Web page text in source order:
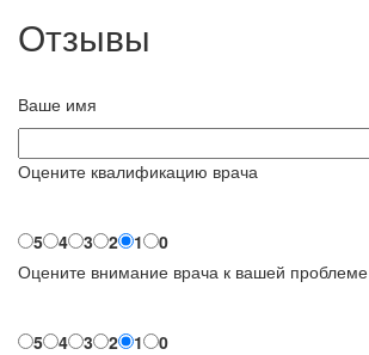
Отзывы
Ваше имя
Оцените квалификацию врача
5 4 3 2 1
0
Оцените внимание врача к вашей проблеме
5 4 3 2 1
0